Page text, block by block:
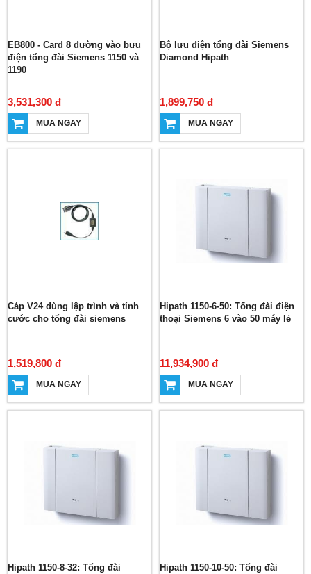
EB800 - Card 8 đường vào bưu
điện tổng đài Siemens 1150 và
1190
3,531,300 đ
MUA NGAY
Bộ lưu điện tổng đài Siemens
Diamond Hipath
1,899,750 đ
MUA NGAY
Cáp V24 dùng lập trình và tính
cước cho tổng đài siemens
1,519,800 đ
MUA NGAY
Hipath 1150-6-50: Tổng đài điện
thoại Siemens 6 vào 50 máy lẻ
11,934,900 đ
MUA NGAY
Hipath 1150-8-32: Tổng đài
Hipath 1150-10-50: Tổng đài